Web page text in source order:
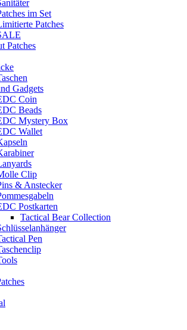
im Set
Patches
Patches
Gadgets
Coin
Beads
Mystery Box
Wallet
Clip
& Anstecker
Postkarten
Tactical Bear Collection
Pen